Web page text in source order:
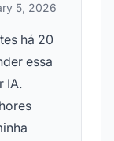
5, 2026
há 20
essa
IA.